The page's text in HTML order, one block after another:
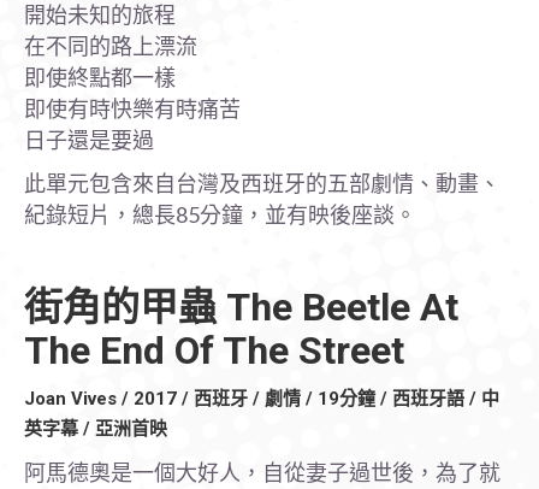
開始未知的旅程
在不同的路上漂流
即使終點都一樣
即使有時快樂有時痛苦
日子還是要過
此單元包含來自台灣及西班牙的五部劇情、動畫、
紀錄短片，總長85分鐘，並有映後座談。
街角的甲蟲 The Beetle At
The End Of The Street
Joan Vives / 2017 / 西班牙 / 劇情 / 19分鐘 / 西班牙語 / 中
英字幕 / 亞洲首映
阿馬德奧是一個大好人，自從妻子過世後，為了就